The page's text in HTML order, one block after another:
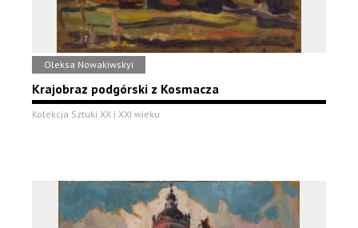
Oleksa Nowakiwskyi
Krajobraz podgórski z Kosmacza
Kolekcja Sztuki XX i XXI wieku